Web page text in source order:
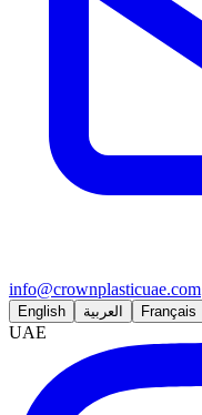
info@crownplasticuae.com
English العربية Français
UAE